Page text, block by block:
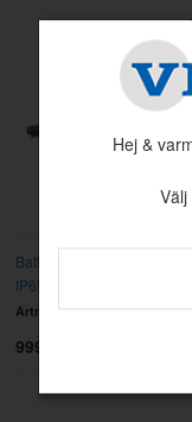
Batteriladdare Victron Blue
IP65s laddare 12/5
Artnr: BPC120533034R
999 kr
Hej &